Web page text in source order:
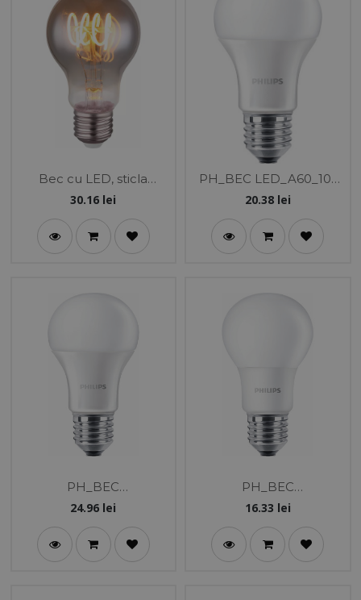
Bec cu LED, sticla
fumurie, reglabil inclusiv
150lm 2000K
30.16 lei
PH_BEC LED_A60_10-
75W_E27_840_COREPR
20.38lei
PH_BEC
LED_A60_13/12.5-
RO
24.96 lei
PH_BEC
LED_A60_9/7.5-
O
16.33 lei